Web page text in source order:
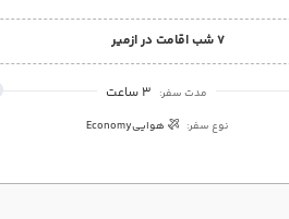
7 شب اقامت در ازمیر
مدت سفر: 3 ساعت
نوع سفر: هواییEconomy